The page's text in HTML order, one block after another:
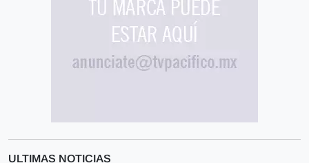
ULTIMAS NOTICIAS